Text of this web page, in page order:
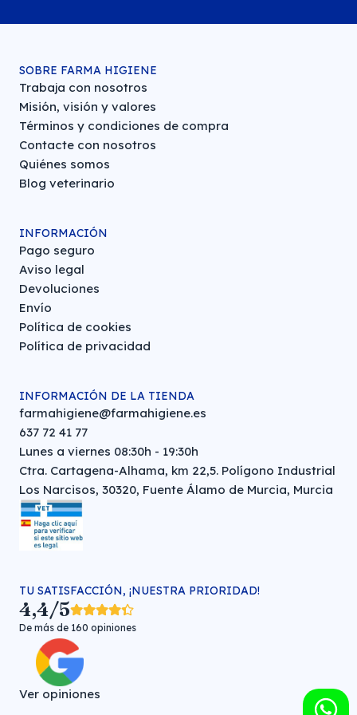
SOBRE FARMA HIGIENE
Trabaja con nosotros
Misión, visión y valores
Términos y condiciones de compra
Contacte con nosotros
Quiénes somos
Blog veterinario
INFORMACIÓN
Pago seguro
Aviso legal
Devoluciones
Envío
Política de cookies
Política de privacidad
INFORMACIÓN DE LA TIENDA
farmahigiene@farmahigiene.es
637 72 41 77
Lunes a viernes 08:30h - 19:30h
Ctra. Cartagena-Alhama, km 22,5. Polígono Industrial
Los Narcisos, 30320, Fuente Álamo de Murcia, Murcia
TU SATISFACCIÓN, ¡NUESTRA PRIORIDAD!
4,4/5
De más de 160 opiniones
Ver opiniones